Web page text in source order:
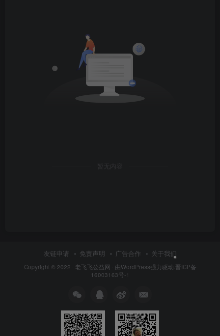
暂无内容
友链申请 免责声明 广告合作 关于我们
Copyright © 2022 · 老飞飞公益网 · 由WordPress强力驱动. 晋ICP备
16003163号-1